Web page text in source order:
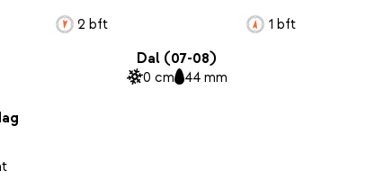
2 bft
1 bft
Dal (07-08)
0 cm 44 mm